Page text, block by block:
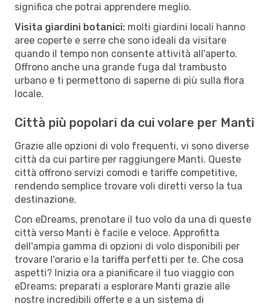
significa che potrai apprendere meglio.
Visita giardini botanici: molti giardini locali hanno
aree coperte e serre che sono ideali da visitare
quando il tempo non consente attività all'aperto.
Offrono anche una grande fuga dal trambusto
urbano e ti permettono di saperne di più sulla flora
locale.
Città più popolari da cui volare per Manti
Grazie alle opzioni di volo frequenti, vi sono diverse
città da cui partire per raggiungere Manti. Queste
città offrono servizi comodi e tariffe competitive,
rendendo semplice trovare voli diretti verso la tua
destinazione.
Con eDreams, prenotare il tuo volo da una di queste
città verso Manti è facile e veloce. Approfitta
dell'ampia gamma di opzioni di volo disponibili per
trovare l'orario e la tariffa perfetti per te. Che cosa
aspetti? Inizia ora a pianificare il tuo viaggio con
eDreams: preparati a esplorare Manti grazie alle
nostre incredibili offerte e a un sistema di